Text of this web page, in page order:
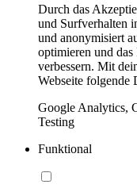
Durch das
und Surfverhalten
und anonymisiert
optimieren und
verbessern. Mit
Webseite folgende
Google Analytics,
Testing
Funktional